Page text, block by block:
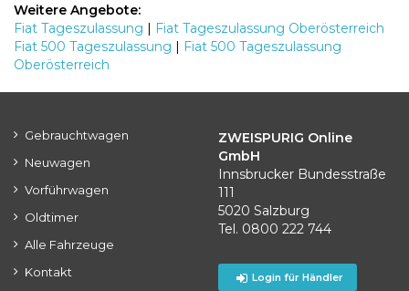
Weitere Angebote:
Fiat Tageszulassung | Fiat Tageszulassung Oberösterreich
Fiat 500 Tageszulassung | Fiat 500 Tageszulassung
Oberösterreich
Gebrauchtwagen
Neuwagen
Vorführwagen
Oldtimer
Alle Fahrzeuge
Kontakt
ZWEISPURIG Online
GmbH
Innsbrucker Bundesstraße
111
5020 Salzburg
Tel. 0800 222 744
Login für Händler